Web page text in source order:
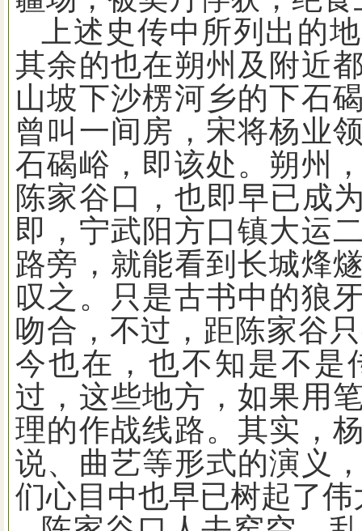
上述史传中所列出的
其余的也在朔州及附近
山坡下沙楞河乡的下石
曾叫一间房，宋将杨业
石碣峪，即该处。朔州
陈家谷口，也即早已成
即，宁武阳方口镇大运
路旁，就能看到长城烽
叹之。只是古书中的狼
吻合，不过，距陈家谷
今也在，也不知是不是
过，这些地方，如果用
理的作战线路。其实，
说、曲艺等形式的演义
们心目中也早已树起了